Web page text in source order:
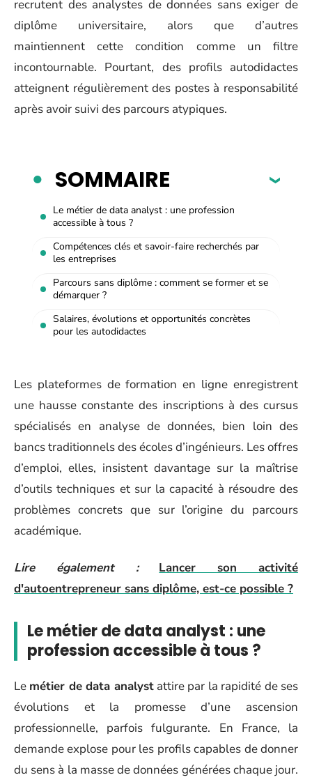
recrutent des analystes de données sans exiger de
diplôme universitaire, alors que d’autres
maintiennent cette condition comme un filtre
incontournable. Pourtant, des profils autodidactes
atteignent régulièrement des postes à responsabilité
après avoir suivi des parcours atypiques.
SOMMAIRE
Le métier de data analyst : une profession
accessible à tous ?
Compétences clés et savoir-faire recherchés par
les entreprises
Parcours sans diplôme : comment se former et se
démarquer ?
Salaires, évolutions et opportunités concrètes
pour les autodidactes
Les plateformes de formation en ligne enregistrent
une hausse constante des inscriptions à des cursus
spécialisés en analyse de données, bien loin des
bancs traditionnels des écoles d’ingénieurs. Les offres
d’emploi, elles, insistent davantage sur la maîtrise
d’outils techniques et sur la capacité à résoudre des
problèmes concrets que sur l’origine du parcours
académique.
Lire également :
Lancer son activité
d'autoentrepreneur sans diplôme, est-ce possible ?
Le métier de data analyst : une
profession accessible à tous ?
Le métier de data analystattire par la rapidité de ses
évolutions et la promesse d’une ascension
professionnelle, parfois fulgurante. En France, la
demande explose pour les profils capables de donner
du sens à la masse de données générées chaque jour.